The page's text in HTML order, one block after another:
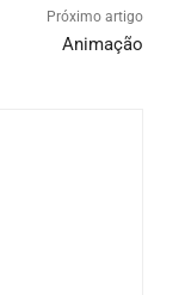
Próximo artigo
Animação